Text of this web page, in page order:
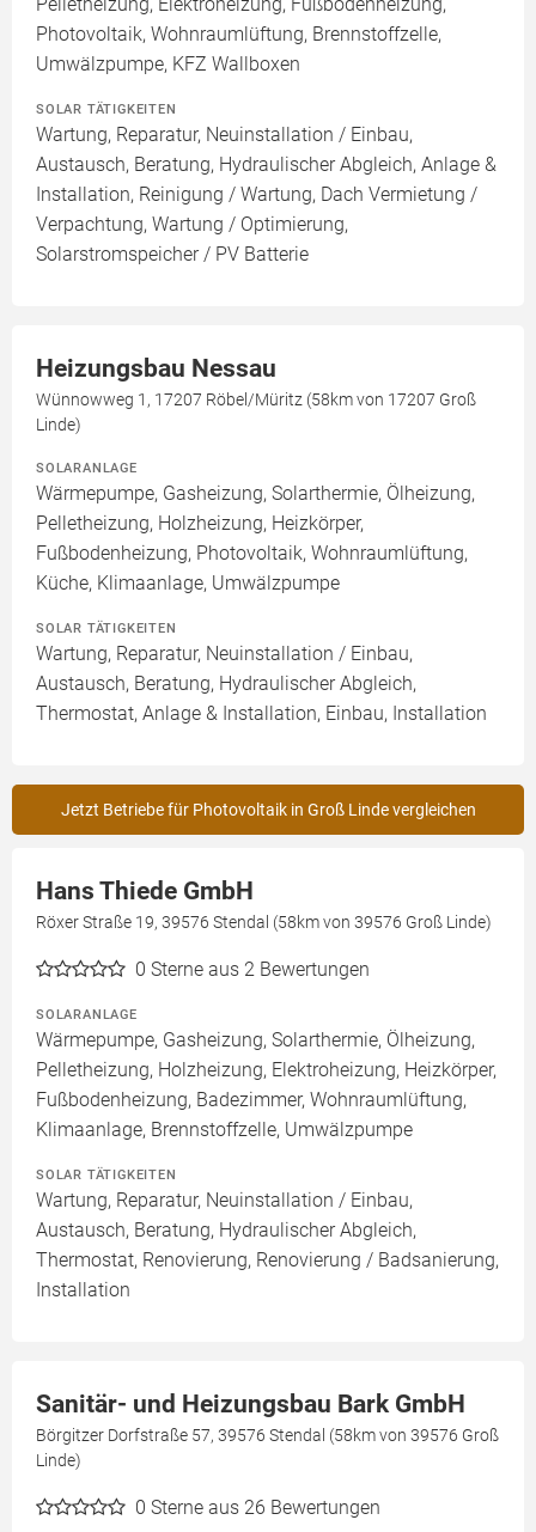
Photovoltaik, Wohnraumlüftung, Brennstoffzelle,
Umwälzpumpe, KFZ Wallboxen
SOLAR TÄTIGKEITEN
Wartung, Reparatur, Neuinstallation / Einbau,
Austausch, Beratung, Hydraulischer Abgleich, Anlage &
Installation, Reinigung / Wartung, Dach Vermietung /
Verpachtung, Wartung / Optimierung,
Solarstromspeicher / PV Batterie
Heizungsbau Nessau
Wünnowweg 1, 17207 Röbel/Müritz (58km von 17207 Groß
Linde)
SOLARANLAGE
Wärmepumpe, Gasheizung, Solarthermie, Ölheizung,
Pelletheizung, Holzheizung, Heizkörper,
Fußbodenheizung, Photovoltaik, Wohnraumlüftung,
Küche, Klimaanlage, Umwälzpumpe
SOLAR TÄTIGKEITEN
Wartung, Reparatur, Neuinstallation / Einbau,
Austausch, Beratung, Hydraulischer Abgleich,
Thermostat, Anlage & Installation, Einbau, Installation
Jetzt Betriebe für Photovoltaik in Groß Linde vergleichen
Hans Thiede GmbH
Röxer Straße 19, 39576 Stendal (58km von 39576 Groß Linde)
0 Sterne aus 2 Bewertungen
SOLARANLAGE
Wärmepumpe, Gasheizung, Solarthermie, Ölheizung,
Pelletheizung, Holzheizung, Elektroheizung, Heizkörper,
Fußbodenheizung, Badezimmer, Wohnraumlüftung,
Klimaanlage, Brennstoffzelle, Umwälzpumpe
SOLAR TÄTIGKEITEN
Wartung, Reparatur, Neuinstallation / Einbau,
Austausch, Beratung, Hydraulischer Abgleich,
Thermostat, Renovierung, Renovierung / Badsanierung,
Installation
Sanitär- und Heizungsbau Bark GmbH
Börgitzer Dorfstraße 57, 39576 Stendal (58km von 39576 Groß
Linde)
0 Sterne aus 26 Bewertungen